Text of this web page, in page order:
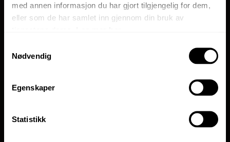
med annen informasjon du har gjort tilgjengelig for dem,
eller som de har samlet inn gjennom din bruk av
Nødvendig
Egenskaper
Statistikk